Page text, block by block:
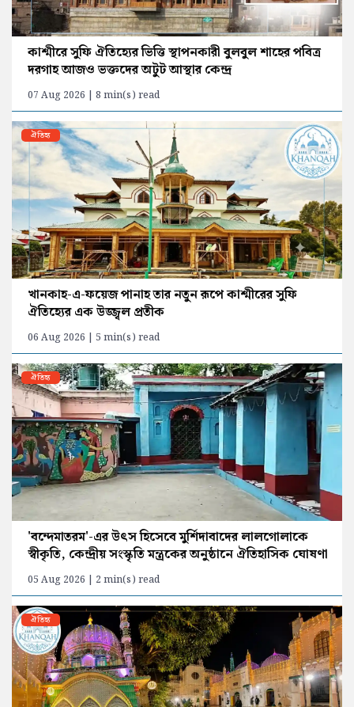
কাশ্মীরে সুফি ঐতিহ্যের ভিত্তি স্থাপনকারী বুলবুল শাহের পবিত্র
দরগাহ আজও ভক্তদের অটুট আস্থার কেন্দ্র
07 Aug 2026 | 8 min(s) read
ঐতিহ্য
খানকাহ-এ-ফয়েজ পানাহ তার নতুন রূপে কাশ্মীরের সুফি
ঐতিহ্যের এক উজ্জ্বল প্রতীক
06 Aug 2026 | 5 min(s) read
ঐতিহ্য
'বন্দেমাতরম'-এর উৎস হিসেবে মুর্শিদাবাদের লালগোলাকে
স্বীকৃতি, কেন্দ্রীয় সংস্কৃতি মন্ত্রকের অনুষ্ঠানে ঐতিহাসিক ঘোষণা
05 Aug 2026 | 2 min(s) read
ঐতিহ্য